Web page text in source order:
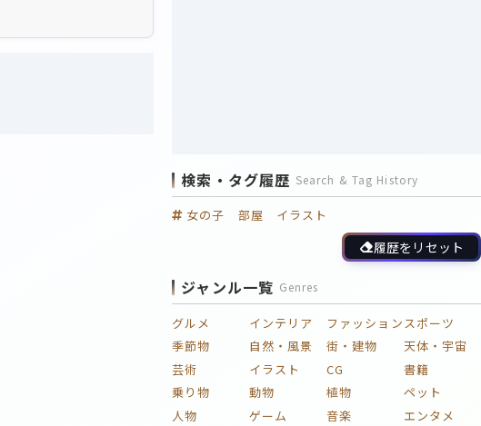
検索・タグ履歴 Search & Tag History
女の子 部屋 イラスト
履歴をリセット
ジャンル一覧 Genres
グルメ インテリア ファッションスポーツ
季節物
自然・風景 街・建物
天体・宇宙
芸術
イラスト CG
書籍
乗り物
動物 植物
ペット
人物
ゲーム 音楽
エンタメ